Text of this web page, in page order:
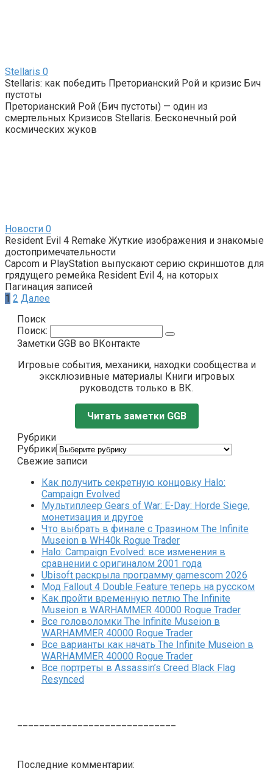
Stellaris 0
Stellaris: как победить Преторианский Рой и кризис Бич
пустоты
Преторианский Рой (Бич пустоты) — один из
смертельных Кризисов Stellaris. Бесконечный рой
космических жуков
Новости 0
Resident Evil 4 Remake Жуткие изображения и знакомые
достопримечательности
Capcom и PlayStation выпускают серию скриншотов для
грядущего ремейка Resident Evil 4, на которых
Пагинация записей
1 2 Далее
Поиск
Поиск:
Заметки GGB во ВКонтакте
Игровые события, механики, находки сообщества и
эксклюзивные материалы Книги игровых
руководств только в ВК.
Читать заметки GGB
Рубрики
Рубрики
Свежие записи
Как получить секретную концовку Halo:
Campaign Evolved
Мультиплеер Gears of War: E-Day: Horde Siege,
монетизация и другое
Что выбрать в финале с Тразином The Infinite
Museion в WH40k Rogue Trader
Halo: Campaign Evolved: все изменения в
сравнении с оригиналом 2001 года
Ubisoft раскрыла программу gamescom 2026
Мод Fallout 4 Double Feature теперь на русском
Как пройти временную петлю The Infinite
Museion в WARHAMMER 40000 Rogue Trader
Все головоломки The Infinite Museion в
WARHAMMER 40000 Rogue Trader
Все варианты как начать The Infinite Museion в
WARHAMMER 40000 Rogue Trader
Все портреты в Assassin’s Creed Black Flag
Resynced
Последние комментарии: